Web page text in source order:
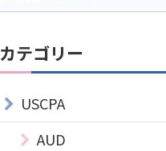
カテゴリー
USCPA
AUD